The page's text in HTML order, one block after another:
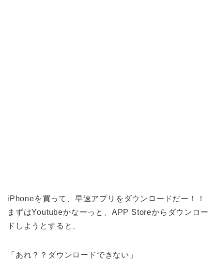
iPhoneを買って、早速アプリをダウンロードだー！！
まずはYoutubeかなーっと、APP Storeからダウンロー
ドしようとすると、
「あれ？？ダウンロードできない」